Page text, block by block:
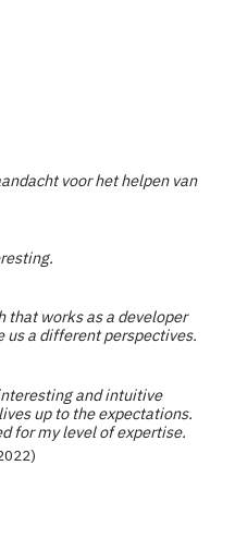
voor het helpen van
that works as a developer
us a different perspectives.
and intuitive
up to the expectations.
for my level of expertise.
)